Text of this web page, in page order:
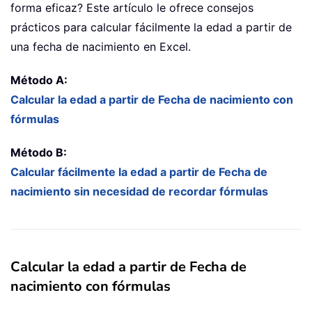
forma eficaz? Este artículo le ofrece consejos
prácticos para calcular fácilmente la edad a partir de
una fecha de nacimiento en Excel.
Método A:
Calcular la edad a partir de Fecha de nacimiento con
fórmulas
Método B:
Calcular fácilmente la edad a partir de Fecha de
nacimiento sin necesidad de recordar fórmulas
Calcular la edad a partir de Fecha de
nacimiento con fórmulas